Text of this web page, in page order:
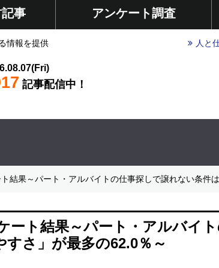
事 アンケート調査
情報を提供 人と
記事配信中！
結果～パート・アルバイトの仕事探しで譲れない条件
ート結果～パート・アルバイ
さ」が最多の62.0％～